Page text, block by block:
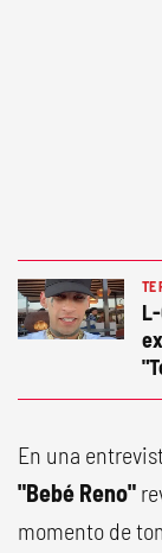
TE
En una
"Bebé Reno"
momento de